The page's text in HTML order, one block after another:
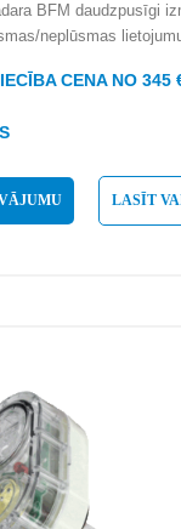
BFM daudzpusīgi
neplūsmas
CENA NO 345
LASĪT